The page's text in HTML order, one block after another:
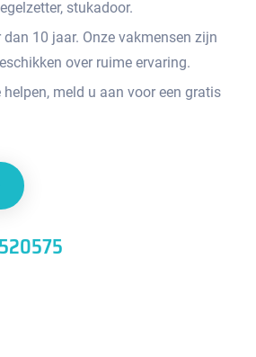
stukadoor.
10 jaar. Onze vakmensen zijn
over ruime ervaring.
meld u aan voor een gratis